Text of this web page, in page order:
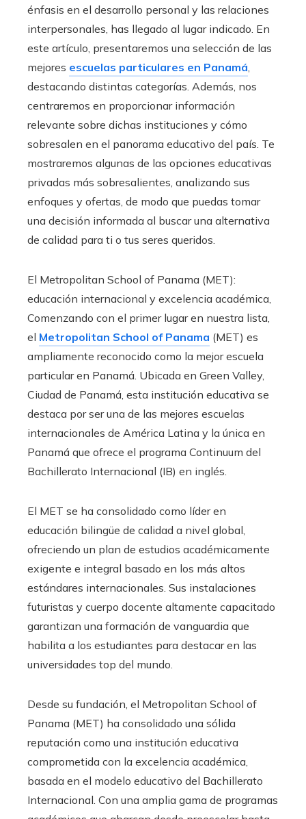
énfasis en el desarrollo personal y las relaciones
interpersonales, has llegado al lugar indicado. En
este artículo, presentaremos una selección de las
mejores escuelas particulares en Panamá,
destacando distintas categorías. Además, nos
centraremos en proporcionar información
relevante sobre dichas instituciones y cómo
sobresalen en el panorama educativo del país. Te
mostraremos algunas de las opciones educativas
privadas más sobresalientes, analizando sus
enfoques y ofertas, de modo que puedas tomar
una decisión informada al buscar una alternativa
de calidad para ti o tus seres queridos.
El Metropolitan School of Panama (MET):
educación internacional y excelencia académica,
Comenzando con el primer lugar en nuestra lista,
el Metropolitan School of Panama (MET) es
ampliamente reconocido como la mejor escuela
particular en Panamá. Ubicada en Green Valley,
Ciudad de Panamá, esta institución educativa se
destaca por ser una de las mejores escuelas
internacionales de América Latina y la única en
Panamá que ofrece el programa Continuum del
Bachillerato Internacional (IB) en inglés.
El MET se ha consolidado como líder en
educación bilingüe de calidad a nivel global,
ofreciendo un plan de estudios académicamente
exigente e integral basado en los más altos
estándares internacionales. Sus instalaciones
futuristas y cuerpo docente altamente capacitado
garantizan una formación de vanguardia que
habilita a los estudiantes para destacar en las
universidades top del mundo.
Desde su fundación, el Metropolitan School of
Panama (MET) ha consolidado una sólida
reputación como una institución educativa
comprometida con la excelencia académica,
basada en el modelo educativo del Bachillerato
Internacional. Con una amplia gama de programas